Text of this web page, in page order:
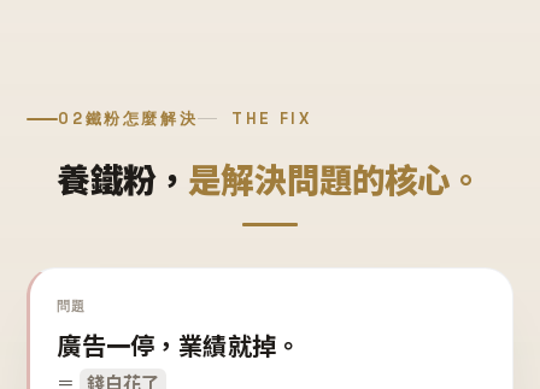
02鐵粉怎麼解決 THE FIX
養鐵粉， 是解決問題的核心。
問題
廣告一停，業績就掉。
＝ 錢白花了